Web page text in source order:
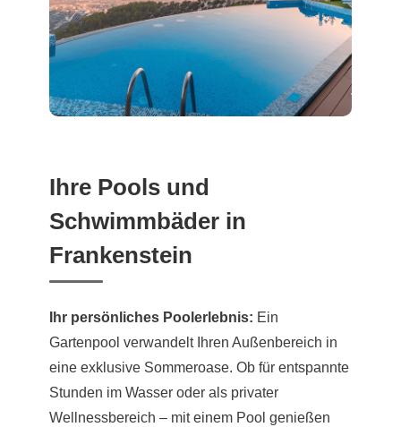
Ihre Pools und
Schwimmbäder in
Frankenstein
Ihr persönliches Poolerlebnis: Ein
Gartenpool verwandelt Ihren Außenbereich in
eine exklusive Sommeroase. Ob für entspannte
Stunden im Wasser oder als privater
Wellnessbereich – mit einem Pool genießen